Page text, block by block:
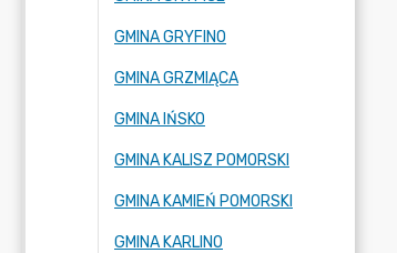
GMINA GRYFINO
GMINA GRZMIĄCA
GMINA IŃSKO
GMINA KALISZ POMORSKI
GMINA KAMIEŃ POMORSKI
GMINA KARLINO